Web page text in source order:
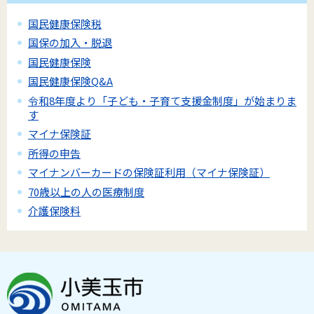
国民健康保険税
国保の加入・脱退
国民健康保険
国民健康保険Q&A
令和8年度より「子ども・子育て支援金制度」が始まりま
す
マイナ保険証
所得の申告
マイナンバーカードの保険証利用（マイナ保険証）
70歳以上の人の医療制度
介護保険料